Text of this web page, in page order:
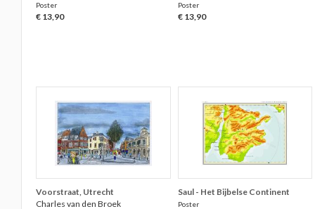
Poster
€ 13,90
Poster
€ 13,90
Voorstraat, Utrecht
Charles van den Broek
Saul - Het Bijbelse Continent
Poster